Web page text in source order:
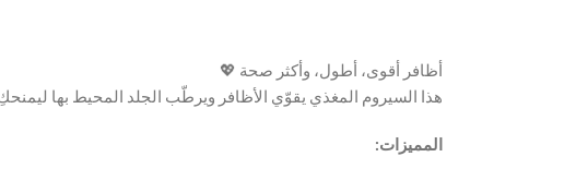
أظافر أقوى، أطول، وأكثر صحة 💖
هذا السيروم المغذي يقوّي الأظافر ويرطّب الجلد المحيط بها ليمنحكِ
المميزات: